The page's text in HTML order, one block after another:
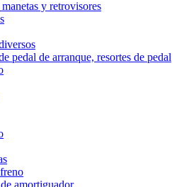
manetas y retrovisores
pedal de arranque, resortes de pedal
amortiguador